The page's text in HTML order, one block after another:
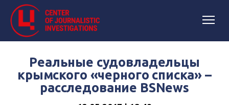
Реальные судовладельцы
крымского «черного списка» –
расследование BSNews